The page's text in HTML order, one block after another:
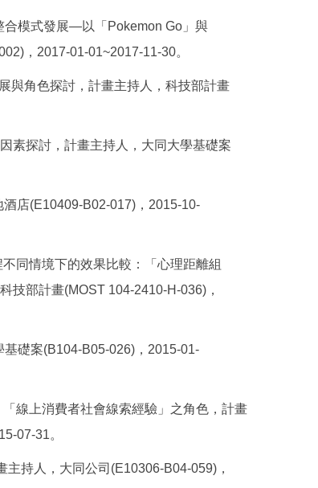
合模式發展―以「Pokemon Go」與
，2017-01-01~2017-11-30。
與角色探討，計畫主持人，科技部計畫
素探討，計畫主持人，大同大學基礎案
店(E10409-B02-017)，2015-10-
同情境下的效果比較：「心理距離組
技部計畫(MOST 104-2410-H-036)，
礎案(B104-B05-026)，2015-01-
線上消費者社會線索經驗」之角色，計畫
07-31。
持人，大同公司(E10306-B04-059)，